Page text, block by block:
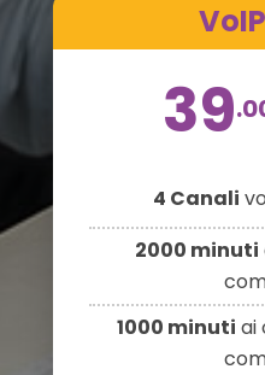
39
4 Canali
2000 minuti
1000 minuti ai